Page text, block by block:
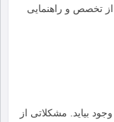
تخصص و راهنمایی
بیاید. مشکلاتی از